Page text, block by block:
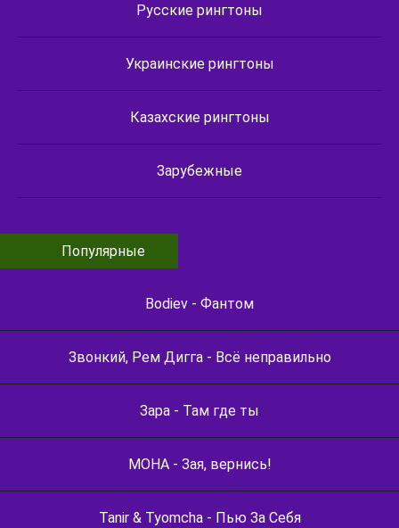
Русские рингтоны
Украинские рингтоны
Казахские рингтоны
Зарубежные
Популярные
Bodiev - Фантом
Звонкий, Рем Дигга - Всё неправильно
Зара - Там где ты
МОНА - Зая, вернись!
Tanir & Tyomcha - Пью За Себя